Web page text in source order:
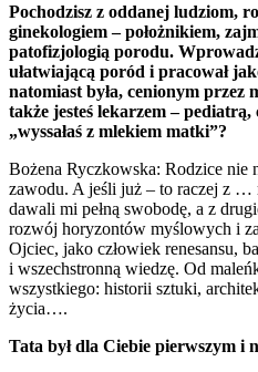
Pochodzisz z oddanej ludziom,
ginekologiem – położnikiem,
patofizjologią porodu.
ułatwiającą poród i pracował
natomiast była, cenionym przez
także jesteś lekarzem –
„wyssałaś z mlekiem matki”?
Bożena Ryczkowska: Rodzice nie
zawodu. A jeśli już – to raczej z …
dawali mi pełną swobodę, a z
rozwój horyzontów myślowych i
Ojciec, jako człowiek renesansu,
i wszechstronną wiedzę. Od
wszystkiego: historii sztuki,
życia….
Tata był dla Ciebie pierwszym i